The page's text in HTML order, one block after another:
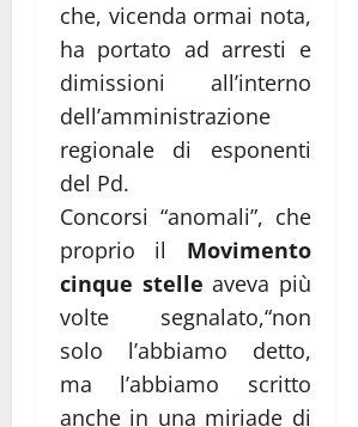
che, vicenda ormai nota,
ha portato ad arresti e
dimissioni all’interno
dell’amministrazione
regionale di esponenti
del Pd.
Concorsi “anomali”, che
proprio il Movimento
cinque stelle aveva più
volte segnalato,“non
solo l’abbiamo detto,
ma l’abbiamo scritto
anche in una miriade di